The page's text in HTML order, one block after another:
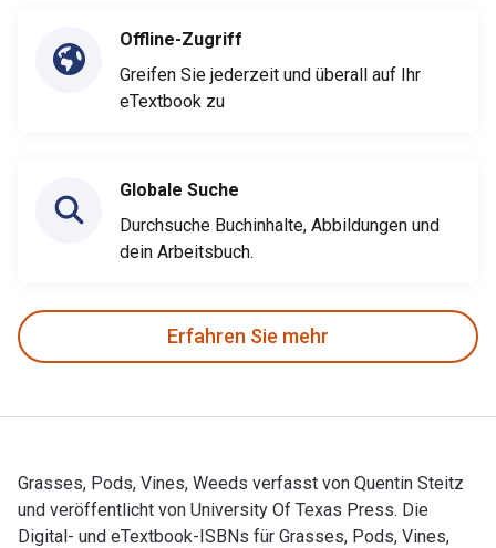
Offline-Zugriff
Greifen Sie jederzeit und überall auf Ihr
eTextbook zu
Globale Suche
Durchsuche Buchinhalte, Abbildungen und
dein Arbeitsbuch.
Erfahren Sie mehr
Grasses, Pods, Vines, Weeds verfasst von Quentin Steitz
und veröffentlicht von University Of Texas Press. Die
Digital- und eTextbook-ISBNs für Grasses, Pods, Vines,